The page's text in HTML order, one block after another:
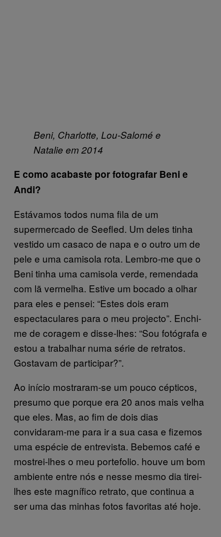
Beni, Charlotte, Lou-Salomé e
Natalie em 2014
E como acabaste por fotografar Beni e
Andi?
Estávamos todos numa fila de um
supermercado de Seefled. Um deles tinha
vestido um casaco de napa e o outro um de
pele e uma camisola rota. Lembro-me que o
Beni tinha uma camisola verde, remendada
com lã vermelha. Estive um bocado a olhar
para eles e pensei: “Estes dois eram
espectaculares para o meu projecto”. Enchi-
me de coragem e disse-lhes: “Sou fotógrafa e
estou a trabalhar numa série de retratos.
Gostavam de participar?”.
Ao início mostraram-se um pouco cépticos,
presumo que porque era 20 anos mais velha
que eles. Mas, ao fim de dois dias
convidaram-me para ir a sua casa e fizemos
uma espécie de entrevista. Bebemos café e
mostrei-lhes o meu portefolio. houve um bom
ambiente entre nós e nesse mesmo dia tirei-
lhes este magnífico retrato, que continua a
ser uma das minhas fotos favoritas até hoje.